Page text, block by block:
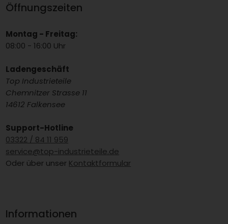
Öffnungszeiten
Montag - Freitag:
08:00 - 16:00 Uhr
Ladengeschäft
Top Industrieteile
Chemnitzer Strasse 11
14612 Falkensee
Support-Hotline
03322 / 84 11 959
service@top-industrieteile.de
Oder über unser Kontaktformular
Informationen